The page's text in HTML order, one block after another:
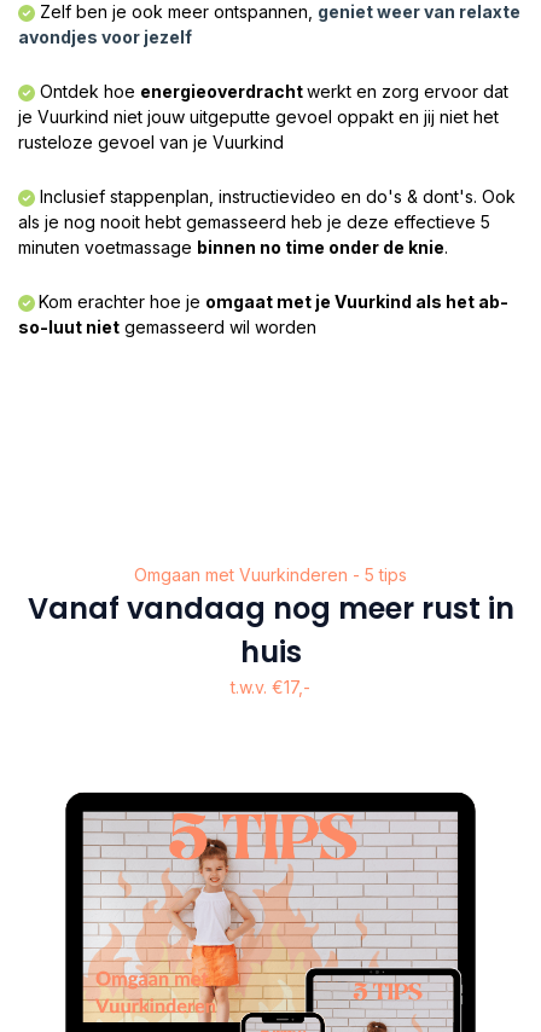
Zelf ben je ook meer ontspannen, geniet weer van relaxte
avondjes voor jezelf
Ontdek hoe energieoverdrachtwerkt en zorg ervoor dat
je Vuurkind niet jouw uitgeputte gevoel oppakt en jij niet het
rusteloze gevoel van je Vuurkind
Inclusief stappenplan, instructievideo en do's & dont's. Ook
als je nog nooit hebt gemasseerd heb je deze effectieve 5
minuten voetmassage binnen no time onder de knie.​
Kom erachter hoe je omgaat met je Vuurkind als het ab-
so-luut niet gemasseerd wil worden
Omgaan met Vuurkinderen - 5 tips
Vanaf vandaag nog meer rust in
huis
t.w.v. €17,-